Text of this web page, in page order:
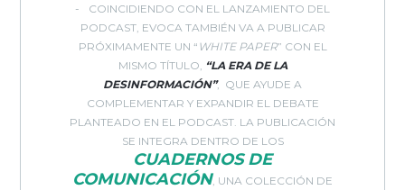
COINCIDIENDO CON EL LANZAMIENTO DEL
PODCAST, EVOCA TAMBIÉN VA A PUBLICAR
PRÓXIMAMENTE UN “ WHITE PAPER” CON EL
MISMO TÍTULO, “LA ERA DE LA
DESINFORMACIÓN”, QUE AYUDE A
COMPLEMENTAR Y EXPANDIR EL DEBATE
PLANTEADO EN EL PODCAST. LA PUBLICACIÓN
SE INTEGRA DENTRO DE LOS
CUADERNOS DE
COMUNICACIÓN, UNA COLECCIÓN DE